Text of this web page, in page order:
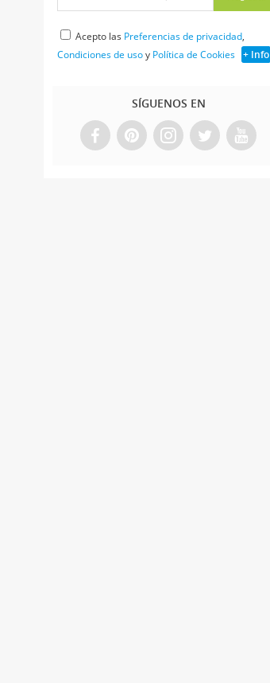
Acepto las Preferencias de privacidad,
Condiciones de usoy Política de Cookies + Info
SÍGUENOS EN